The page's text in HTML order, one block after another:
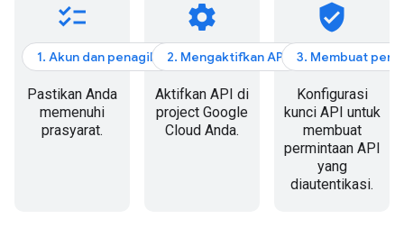
checklist
1. Akun dan penagihan
Pastikan Anda
memenuhi
prasyarat.
settings
2. Mengaktifkan API
Aktifkan API di
project Google
Cloud Anda.
verified_user
3. Membuat
Konfigurasi
kunci API untuk
membuat
permintaan API
yang
diautentikasi.